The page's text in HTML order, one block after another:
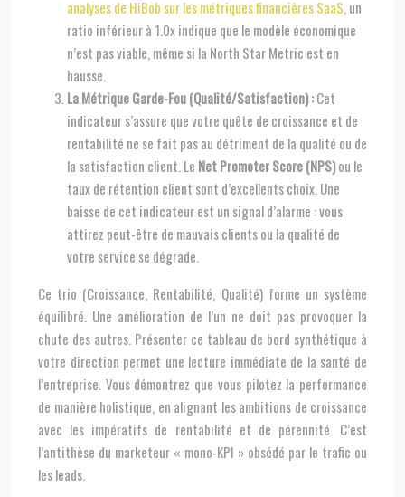
analyses de HiBob sur les métriques financières SaaS , un
ratio inférieur à 1.0x indique que le modèle économique
n’est pas viable, même si la North Star Metric est en
hausse.
La Métrique Garde-Fou (Qualité/Satisfaction) :Cet
indicateur s’assure que votre quête de croissance et de
rentabilité ne se fait pas au détriment de la qualité ou de
la satisfaction client. Le Net Promoter Score (NPS)ou le
taux de rétention client sont d’excellents choix. Une
baisse de cet indicateur est un signal d’alarme : vous
attirez peut-être de mauvais clients ou la qualité de
votre service se dégrade.
Ce trio (Croissance, Rentabilité, Qualité) forme un système
équilibré. Une amélioration de l’un ne doit pas provoquer la
chute des autres. Présenter ce tableau de bord synthétique à
votre direction permet une lecture immédiate de la santé de
l’entreprise. Vous démontrez que vous pilotez la performance
de manière holistique, en alignant les ambitions de croissance
avec les impératifs de rentabilité et de pérennité. C’est
l’antithèse du marketeur « mono-KPI » obsédé par le trafic ou
les leads.